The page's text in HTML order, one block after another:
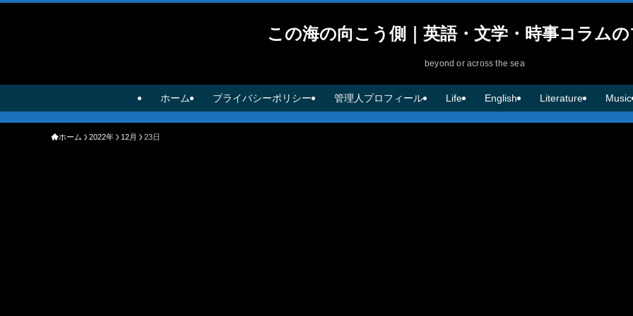
この海の向こう側｜英語・文学・時事コラム
beyond or across the sea
ホーム プライバシーポリシー 管理人プロフィール Life English Literature Music
ホーム 2022年 12月 23日